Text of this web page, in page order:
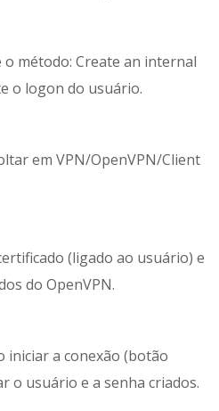
o método: Create an internal
o logon do usuário.
em VPN/OpenVPN/Client
(ligado ao usuário) e
do OpenVPN.
iniciar a conexão (botão
o usuário e a senha criados.